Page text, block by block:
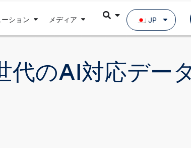
ーション メディア JP
のAI対応デー